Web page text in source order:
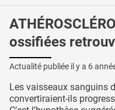
ossifiées
Actualité publiée il y a 6
Les vaisseaux sanguins
convertiraient-ils